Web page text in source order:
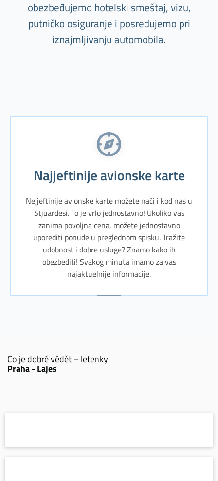
obezbeđujemo hotelski smeštaj, vizu,
putničko osiguranje i posredujemo pri
iznajmljivanju automobila.
Najjeftinije avionske karte
Nejjeftinije avionske karte možete naći i kod nas u
Stjuardesi. To je vrlo jednostavno! Ukoliko vas
zanima povoljna cena, možete jednostavno
uporediti ponude u preglednom spisku. Tražite
udobnost i dobre usluge? Znamo kako ih
obezbediti! Svakog minuta imamo za vas
najaktuelnije informacije.
Co je dobré vědět – letenky
Praha - Lajes